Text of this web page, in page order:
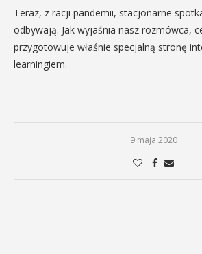
Teraz, z racji pandemii, stacjonarne
odbywają. Jak wyjaśnia nasz rozmówca,
przygotowuje właśnie specjalną stronę
learningiem.
9 maja 2020